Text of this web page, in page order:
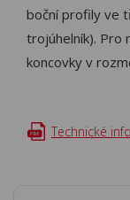
boční profily ve
trojúhelník). Pro
koncovky v
Technické